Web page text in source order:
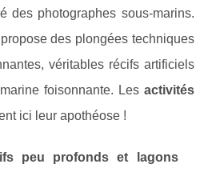
des photographes sous-marins.
des plongées techniques
véritables récifs artificiels
foisonnante. Les activités
ici leur apothéose !
peu profonds et lagons